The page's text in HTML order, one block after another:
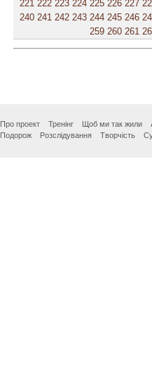
221 222 223 224 225 226 227
240 241 242 243 244 245 246
259 260 261
Про проект Тренінг Щоб ми так жили
Подорож
Розслідування Творчість